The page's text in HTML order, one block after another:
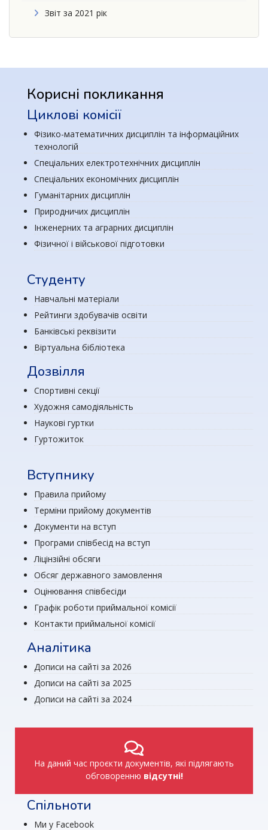
Звіт за 2021 рік
Корисні покликання
Циклові комісії
Фізико-математичних дисциплін та інформаційних
технологій
Спеціальних електротехнічних дисциплін
Спеціальних економічних дисциплін
Гуманітарних дисциплін
Природничих дисциплін
Інженерних та аграрних дисциплін
Фізичної і військової підготовки
Студенту
Навчальні матеріали
Рейтинги здобувачів освіти
Банківські реквізити
Віртуальна бібліотека
Дозвілля
Спортивні секції
Художня самодіяльність
Наукові гуртки
Гуртожиток
Вступнику
Правила прийому
Терміни прийому документів
Документи на вступ
Програми співбесід на вступ
Ліцінзійні обсяги
Обсяг державного замовлення
Оцінювання співбесіди
Графік роботи приймальної комісії
Контакти приймальної комісії
Аналітика
Дописи на сайті за 2026
Дописи на сайті за 2025
Дописи на сайті за 2024
На даний час проєкти документів, які підлягають
обговоренню відсутні!
Спільноти
Ми у Facebook